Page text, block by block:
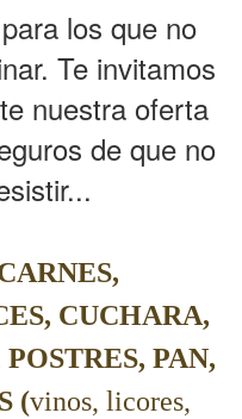
los que no
Te invitamos
nuestra oferta
de que no
CUCHARA,
PAN,
(vinos, licores,